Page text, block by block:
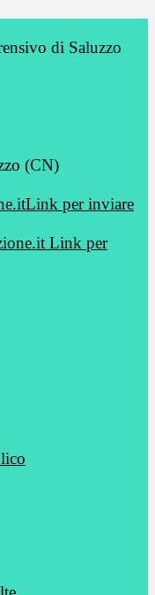
di Saluzzo
(CN)
Link per inviare
Link per